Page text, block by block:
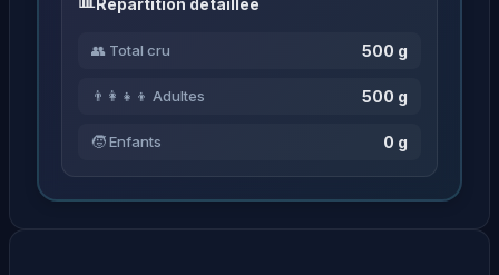
👥 Total cru 500 g
👨‍👩‍👧‍👦 Adultes 500 g
🧒 Enfants 0 g